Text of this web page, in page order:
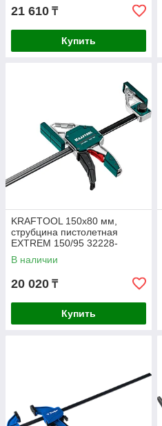
21 610 ₸
Купить
KRAFTOOL 150х80 мм,
струбцина пистолетная
EXTREM 150/95 32228-
15_z01
В наличии
20 020 ₸
Купить